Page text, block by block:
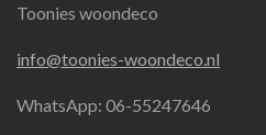
c
b
o
s
a
g
a
s
A
Toonies woondeco
info@toonies-woondeco.nl
WhatsApp: 06-55247646